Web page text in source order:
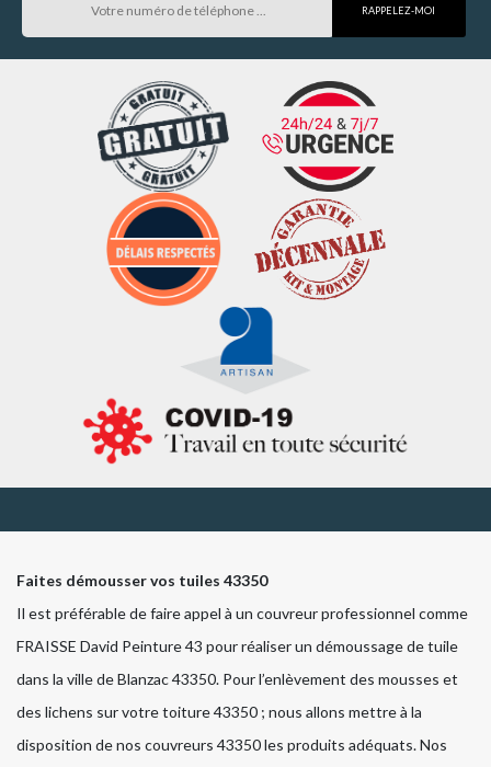
Faites démousser vos tuiles 43350
Il est préférable de faire appel à un couvreur professionnel comme
FRAISSE David Peinture 43 pour réaliser un démoussage de tuile
dans la ville de Blanzac 43350. Pour l’enlèvement des mousses et
des lichens sur votre toiture 43350 ; nous allons mettre à la
disposition de nos couvreurs 43350 les produits adéquats. Nos